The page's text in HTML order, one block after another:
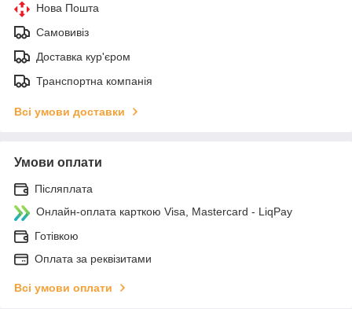
Нова Пошта
Самовивіз
Доставка кур'єром
Транспортна компанія
Всі умови доставки
Умови оплати
Післяплата
Онлайн-оплата карткою Visa, Mastercard - LiqPay
Готівкою
Оплата за реквізитами
Всі умови оплати